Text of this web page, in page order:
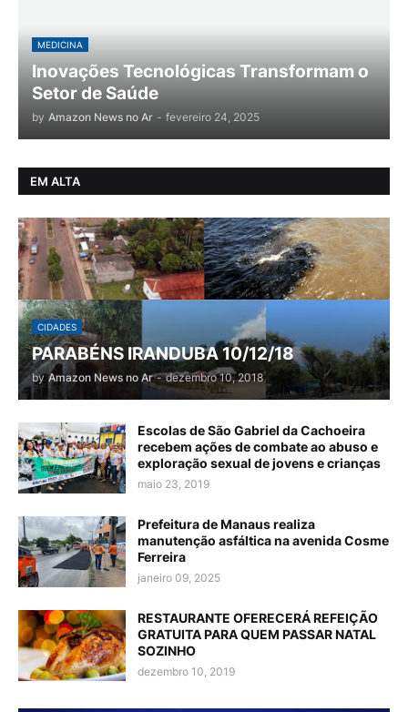
MEDICINA
Inovações Tecnológicas Transformam o
Setor de Saúde
by Amazon News no Ar - fevereiro 24, 2025
EM ALTA
CIDADES
PARABÉNS IRANDUBA 10/12/18
by Amazon News no Ar - dezembro 10, 2018
Escolas de São Gabriel da Cachoeira
recebem ações de combate ao abuso e
exploração sexual de jovens e crianças
maio 23, 2019
Prefeitura de Manaus realiza
manutenção asfáltica na avenida Cosme
Ferreira
janeiro 09, 2025
RESTAURANTE OFERECERÁ REFEIÇÃO
GRATUITA PARA QUEM PASSAR NATAL
SOZINHO
dezembro 10, 2019